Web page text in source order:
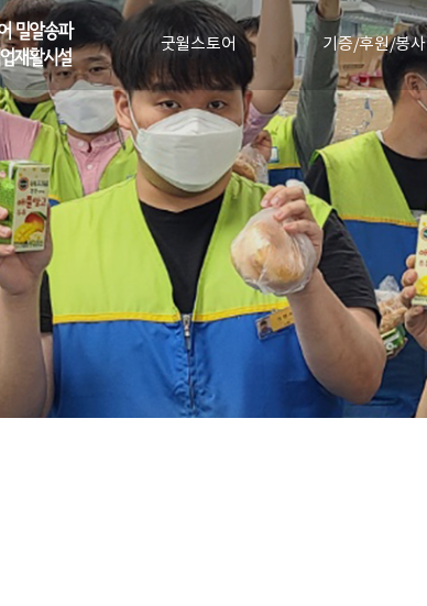
굿윌스토어
인사말
비전과 사명
매장안내
장애인 일자리 창출
CI 소개
조직도
인권 및 윤리 강령
기증/후원/봉사
물품기증
정기후원신청
기증소식
협력기업
자원봉사